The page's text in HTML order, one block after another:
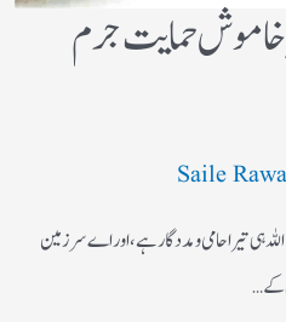
خاموش حمایت جرم
Saile
تیرا حامی ومددگار ہے، اور اے سرزمین
کے…